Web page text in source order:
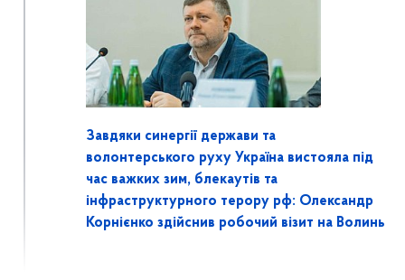
Завдяки синергії держави та
волонтерського руху Україна вистояла під
час важких зим, блекаутів та
інфраструктурного терору рф: Олександр
Корнієнко здійснив робочий візит на Волинь